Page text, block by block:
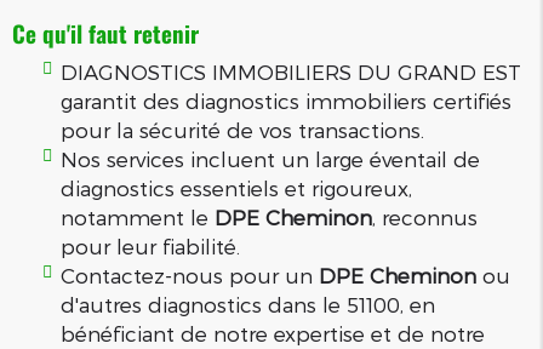
Ce qu'il faut retenir
DIAGNOSTICS IMMOBILIERS DU GRAND EST
garantit des diagnostics immobiliers certifiés
pour la sécurité de vos transactions.
Nos services incluent un large éventail de
diagnostics essentiels et rigoureux,
notamment le DPE Cheminon, reconnus
pour leur fiabilité.
Contactez-nous pour un DPE Cheminon ou
d'autres diagnostics dans le 51100, en
bénéficiant de notre expertise et de notre